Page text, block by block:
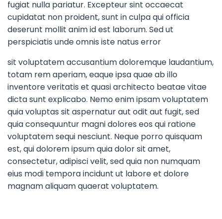
fugiat nulla pariatur. Excepteur sint occaecat
cupidatat non proident, sunt in culpa qui officia
deserunt mollit anim id est laborum. Sed ut
perspiciatis unde omnis iste natus error
sit voluptatem accusantium doloremque laudantium,
totam rem aperiam, eaque ipsa quae ab illo
inventore veritatis et quasi architecto beatae vitae
dicta sunt explicabo. Nemo enim ipsam voluptatem
quia voluptas sit aspernatur aut odit aut fugit, sed
quia consequuntur magni dolores eos qui ratione
voluptatem sequi nesciunt. Neque porro quisquam
est, qui dolorem ipsum quia dolor sit amet,
consectetur, adipisci velit, sed quia non numquam
eius modi tempora incidunt ut labore et dolore
magnam aliquam quaerat voluptatem.